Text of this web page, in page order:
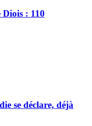
Diois : 110
se déclare, déjà